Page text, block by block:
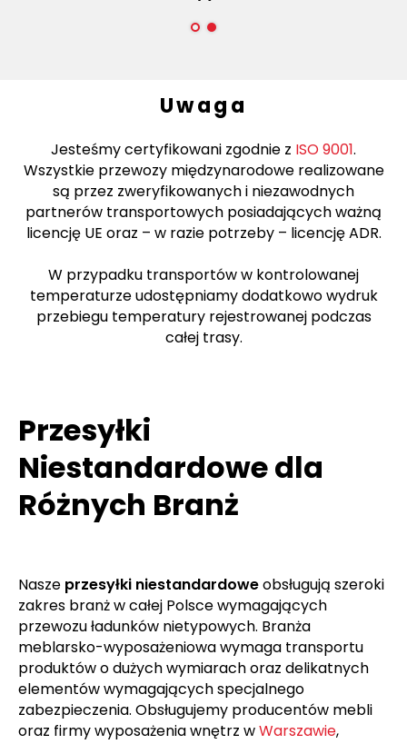
Uwaga
Jesteśmy certyfikowani zgodnie z ISO 9001.
Wszystkie przewozy międzynarodowe realizowane
są przez zweryfikowanych i niezawodnych
partnerów transportowych posiadających ważną
licencję UE oraz – w razie potrzeby – licencję ADR.
W przypadku transportów w kontrolowanej
temperaturze udostępniamy dodatkowo wydruk
przebiegu temperatury rejestrowanej podczas
całej trasy.
Przesyłki
Niestandardowe dla
Różnych Branż
Nasze przesyłki niestandardoweobsługują szeroki
zakres branż w całej Polsce wymagających
przewozu ładunków nietypowych. Branża
meblarsko-wyposażeniowa wymaga transportu
produktów o dużych wymiarach oraz delikatnych
elementów wymagających specjalnego
zabezpieczenia. Obsługujemy producentów mebli
oraz firmy wyposażenia wnętrz wWarszawie,